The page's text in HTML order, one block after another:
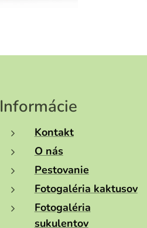
Informácie
Kontakt
O nás
Pestovanie
Fotogaléria kaktusov
Fotogaléria
sukulentov